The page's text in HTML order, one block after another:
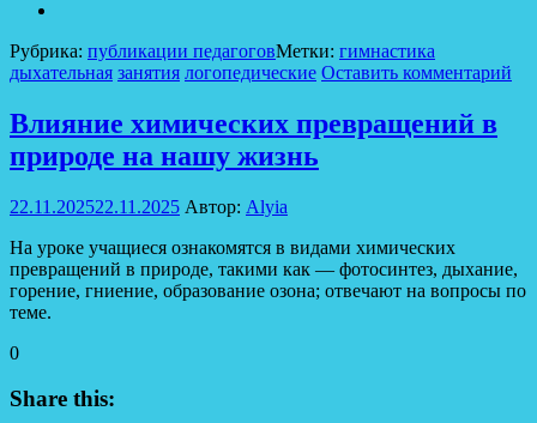
Рубрика: публикации педагоговМетки: гимнастика
дыхательная занятия логопедические Оставить комментарий
Влияние химических превращений в
природе на нашу жизнь
22.11.202522.11.2025 Автор: Alyia
На уроке учащиеся ознакомятся в видами химических
превращений в природе, такими как — фотосинтез, дыхание,
горение, гниение, образование озона; отвечают на вопросы по
теме.
0
Share this: